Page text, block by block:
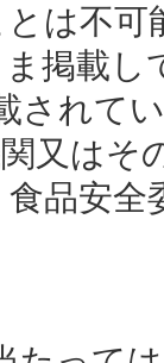
は不
掲載し
れて
又はそ
品安